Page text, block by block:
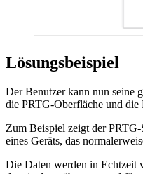
Lösungsbeispiel
Der Benutzer kann nun seine
die PRTG-Oberfläche und die
Zum Beispiel zeigt der PRTG-
eines Geräts, das
Die Daten werden in Echtzeit